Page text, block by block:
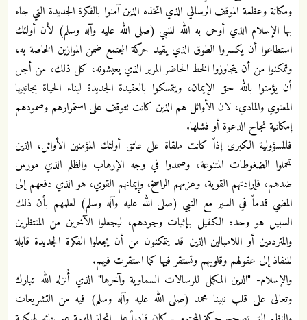
ومكانة وعظمة الموقف الرسالي الذي اتخذه الذين آمنوا بالفكرة الجديدة التي جاء
بها الإسلام الذي أوحى به الله للنبي (صلى الله عليه وآله وسلم) لأن أولئك
استطاعوا أن يكسروا الطوق الذي يقيد حركة المجتمع ضمن الموازين الخاصة به،
وتمكنوا من أن يتجاوزوا الخط الحاضر المرير الذي يعيشونه، كل ذلك، من أجل
أن يؤمنوا بالله حق الإيمان، ويتمسكوا بالعقيدة الجديدة لبناء الحياة بجانبيها
المعنوي والمادي، لان الأوائل هم الذين كانت تتوقف على استمرارهم وصمودهم
إمكانية نجاح الدعوة أو فشلها.
فالمسؤولية الكبرى إذاً كانت ملقاة على عاتق أولئك المؤمنين الأوائل، الذين
تحملوا الضغوطات المتنوعة، وصمدوا في وجه الإرهاب والظلم الذي مورس
ضدهم، فإرادتهم القوية، وعزمهم الراسخ، وإيمانهم القوي، هو الذي دفعهم إلى
المضي قدماً في السير مع النبي (صلى الله عليه وآله وسلم) لعلمهم بأن ذلك
السبيل هو وحده الكفيل بإثبات وجودهم، ليجعلوا الآخرين من المنتظرين
والمترددين أو اللامبالين الذين قد يتمكنون من أن يجعلوا الفكرة الجديدة قابلة
للنفاذ إلى عقولهم وقلوبهم وتستقر فيها كما استقرت فيهم.
والإسلام- "الدين المكمل للرسالات السماوية وآخرها" الذي أُنزله الله تبارك
وتعالى على قلب نبينا محمد (صلى الله عليه وآله وسلم) فيه من التشريعات